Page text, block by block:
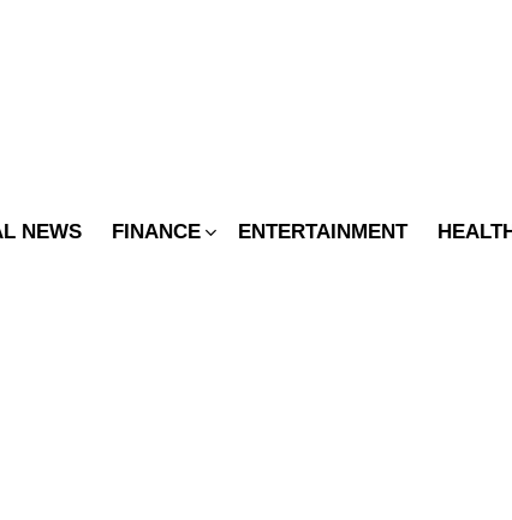
NEWS FINANCE ENTERTAINMENT